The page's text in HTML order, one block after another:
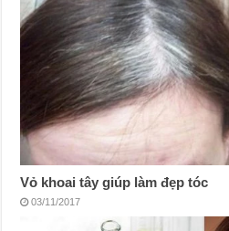
Vỏ khoai tây giúp làm đẹp tóc
03/11/2017